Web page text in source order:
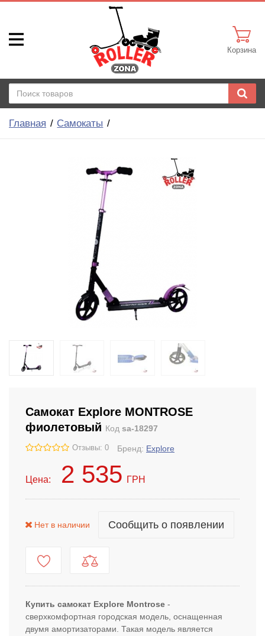
Корзина
Главная Самокаты
Самокат Explore MONTROSE
фиолетовый Код sa-18297
Отзывы: 0 Бренд: Explore
Цена: 2 535 ГРН
Нет в наличии Сообщить о появлении
Купить самокат Explore Montrose -
сверхкомфортная городская модель, оснащенная
двумя амортизаторами. Такая модель является